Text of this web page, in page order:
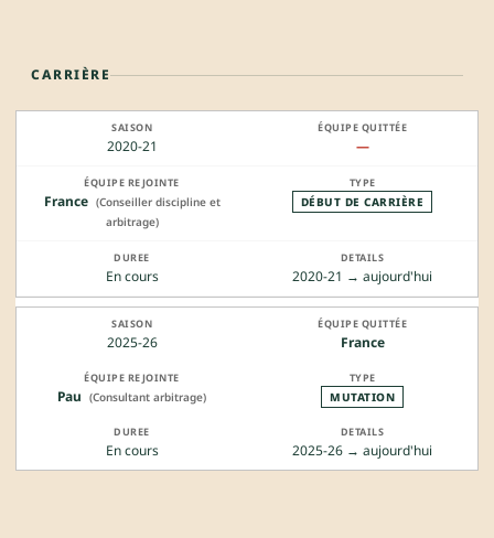
CARRIÈRE
2020-21 —
France (Conseiller discipline et
arbitrage)
DÉBUT DE CARRIÈRE
En cours 2020-21 → aujourd'hui
2025-26 France
Pau (Consultant arbitrage) MUTATION
En cours 2025-26 → aujourd'hui